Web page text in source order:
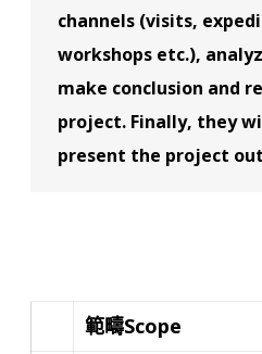
channels (visits,
workshops etc.),
make conclusion and
project. Finally, they
present the project
範疇Scope